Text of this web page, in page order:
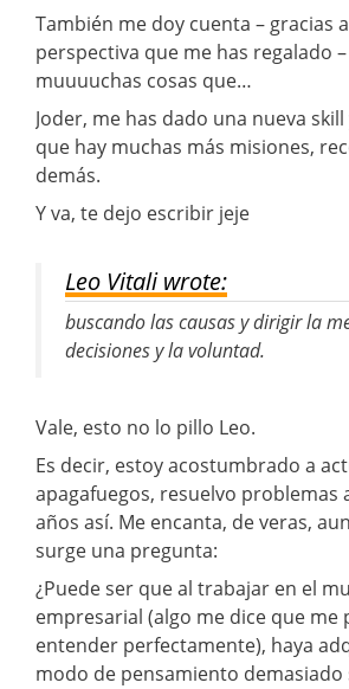
También me doy cuenta – gracias
perspectiva que me has regalado
muuuuchas cosas que…
Joder, me has dado una nueva
que hay muchas más misiones,
demás.
Y va, te dejo escribir jeje
Leo Vitali wrote:
buscando las causas y dirigir la
decisiones y la voluntad.
Vale, esto no lo pillo Leo.
Es decir, estoy acostumbrado a
apagafuegos, resuelvo problemas
años así. Me encanta, de veras,
surge una pregunta:
¿Puede ser que al trabajar en el
empresarial (algo me dice que me
entender perfectamente), haya
modo de pensamiento demasiado